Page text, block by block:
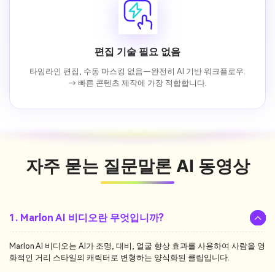
편집 기술 필요 없음
타임라인 편집, 수동 마스킹 없음—완전히 AI 기반 워크플로우.
→ 빠른 콘텐츠 제작에 가장 적합합니다.
자주 묻는 질문말론 AI 동영상
1. Marlon AI 비디오란 무엇입니까?
Marlon AI 비디오는 AI가 조명, 대비, 얼굴 향상 효과를 사용하여 사람을 영
화적인 거리 스타일의 캐릭터로 변형하는 양식화된 클립입니다.